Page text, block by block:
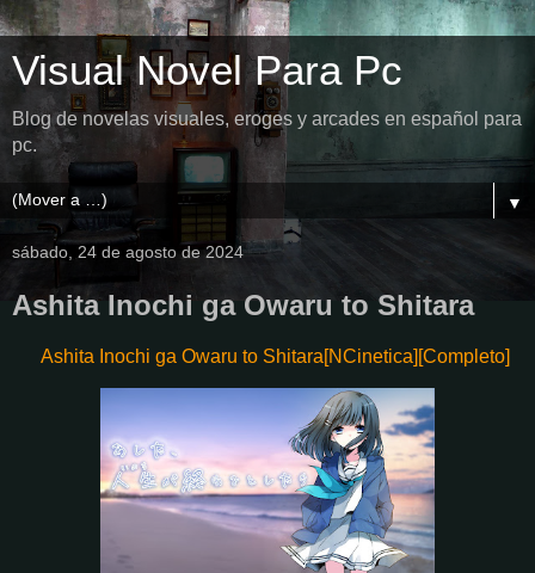
Visual Novel Para Pc
Blog de novelas visuales, eroges y arcades en español para
pc.
▼
sábado, 24 de agosto de 2024
Ashita Inochi ga Owaru to Shitara
Ashita Inochi ga Owaru to Shitara[NCinetica][Completo]